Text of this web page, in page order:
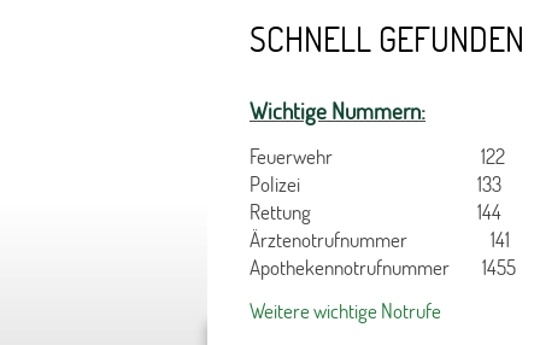
SCHNELL GEFUNDEN
Wichtige Nummern:
Feuerwehr 122
Polizei 133
Rettung 144
Ärztenotrufnummer 141
Apothekennotrufnummer 1455
Weitere wichtige Notrufe